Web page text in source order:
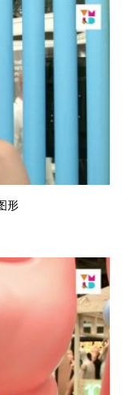
形